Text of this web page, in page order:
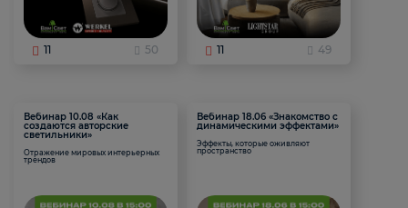
11 50 11 49
Вебинар 10.08 «Как
создаются авторские
светильники»
Отражение мировых интерьерных
трендов
Вебинар 18.06 «Знакомство с
динамическими эффектами»
Эффекты, которые оживляют
пространство